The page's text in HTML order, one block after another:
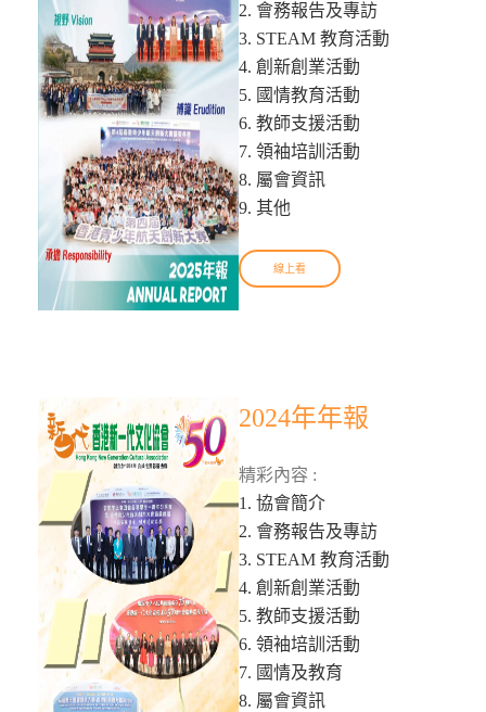
2. 會務報告及專訪
3. STEAM 教育活動
4. 創新創業活動
5. 國情教育活動
6. 教師支援活動
7. 領袖培訓活動
8. 屬會資訊
9. 其他
線上看
2024年年報
精彩內容 :
1. 協會簡介
2. 會務報告及專訪
3. STEAM 教育活動
4. 創新創業活動
5. 教師支援活動
6. 領袖培訓活動
7. 國情及教育
8. 屬會資訊